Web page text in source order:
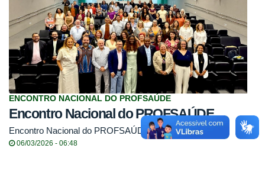
ENCONTRO NACIONAL DO PROFSAÚDE
Encontro Nacional do PROFSAÚDE
Encontro Nacional do PROFSAÚDE
06/03/2026 - 06:48